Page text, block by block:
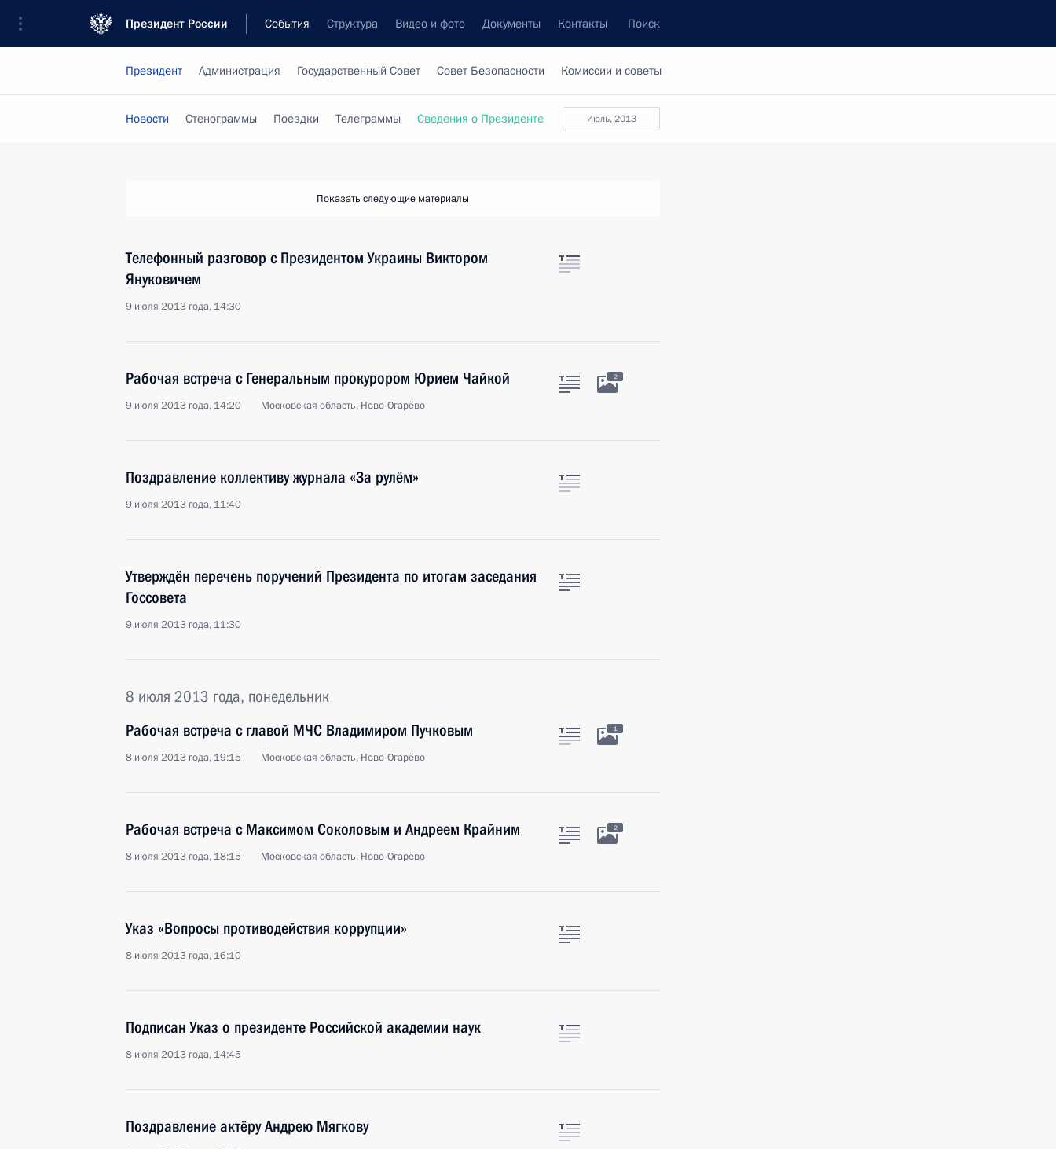
Президент России События Структура Видео и фото Документы Контакты Поиск
Президент Администрация Государственный Совет Совет Безопасности Комиссии и советы
июль, 2013
Новости Стенограммы Поездки Телеграммы Сведения о Президенте
Показать следующие материалы
Телефонный разговор с Президентом Украины Виктором
Януковичем
9 июля 2013 года, 14:30
Рабочая встреча с Генеральным прокурором Юрием Чайкой
9 июля 2013 года, 14:20 Московская область, Ново-Огарёво
2
Поздравление коллективу журнала «За рулём»
9 июля 2013 года, 11:40
Утверждён перечень поручений Президента по итогам заседания
Госсовета
9 июля 2013 года, 11:30
8 июля 2013 года, понедельник
Рабочая встреча с главой МЧС Владимиром Пучковым
8 июля 2013 года, 19:15 Московская область, Ново-Огарёво
1
Рабочая встреча с Максимом Соколовым и Андреем Крайним
8 июля 2013 года, 18:15 Московская область, Ново-Огарёво
2
Указ «Вопросы противодействия коррупции»
8 июля 2013 года, 16:10
Подписан Указ о президенте Российской академии наук
8 июля 2013 года, 14:45
Поздравление актёру Андрею Мягкову